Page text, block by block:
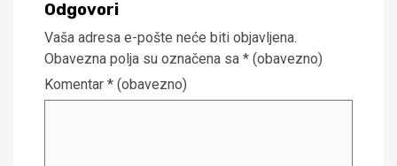
Odgovori
Vaša adresa e-pošte neće biti objavljena.
Obavezna polja su označena sa * (obavezno)
Komentar * (obavezno)